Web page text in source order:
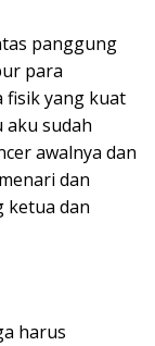
panggung
para
fisik yang kuat
aku sudah
awalnya dan
dan
ketua dan
harus